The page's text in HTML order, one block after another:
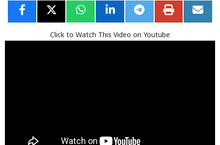
Click to Watch This Video on Youtube